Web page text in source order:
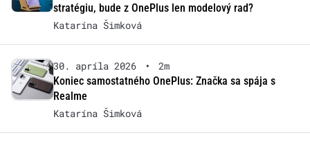
stratégiu, bude z OnePlus len modelový rad?
Katarína Šimková
30. apríla 2026 •
2m
Koniec samostatného OnePlus: Značka sa spája s
Realme
Katarína Šimková